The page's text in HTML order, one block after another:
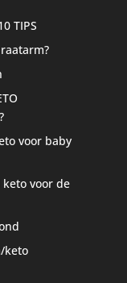
TIPS
voor baby
keto voor de
keto